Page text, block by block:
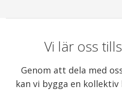
Vi lär oss
Genom att dela med
kan vi bygga en